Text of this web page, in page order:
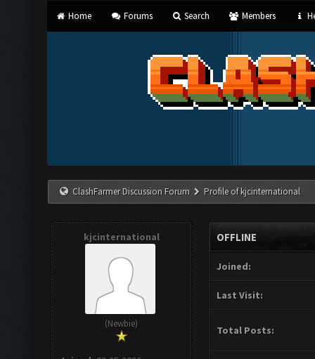
Home Forums Search Members
ClashFarmer Discussion Forum Profile of kjcinternational
kjcinternational
(Newbie)
OFFLINE
Joined:
Last Visit:
Total Posts: